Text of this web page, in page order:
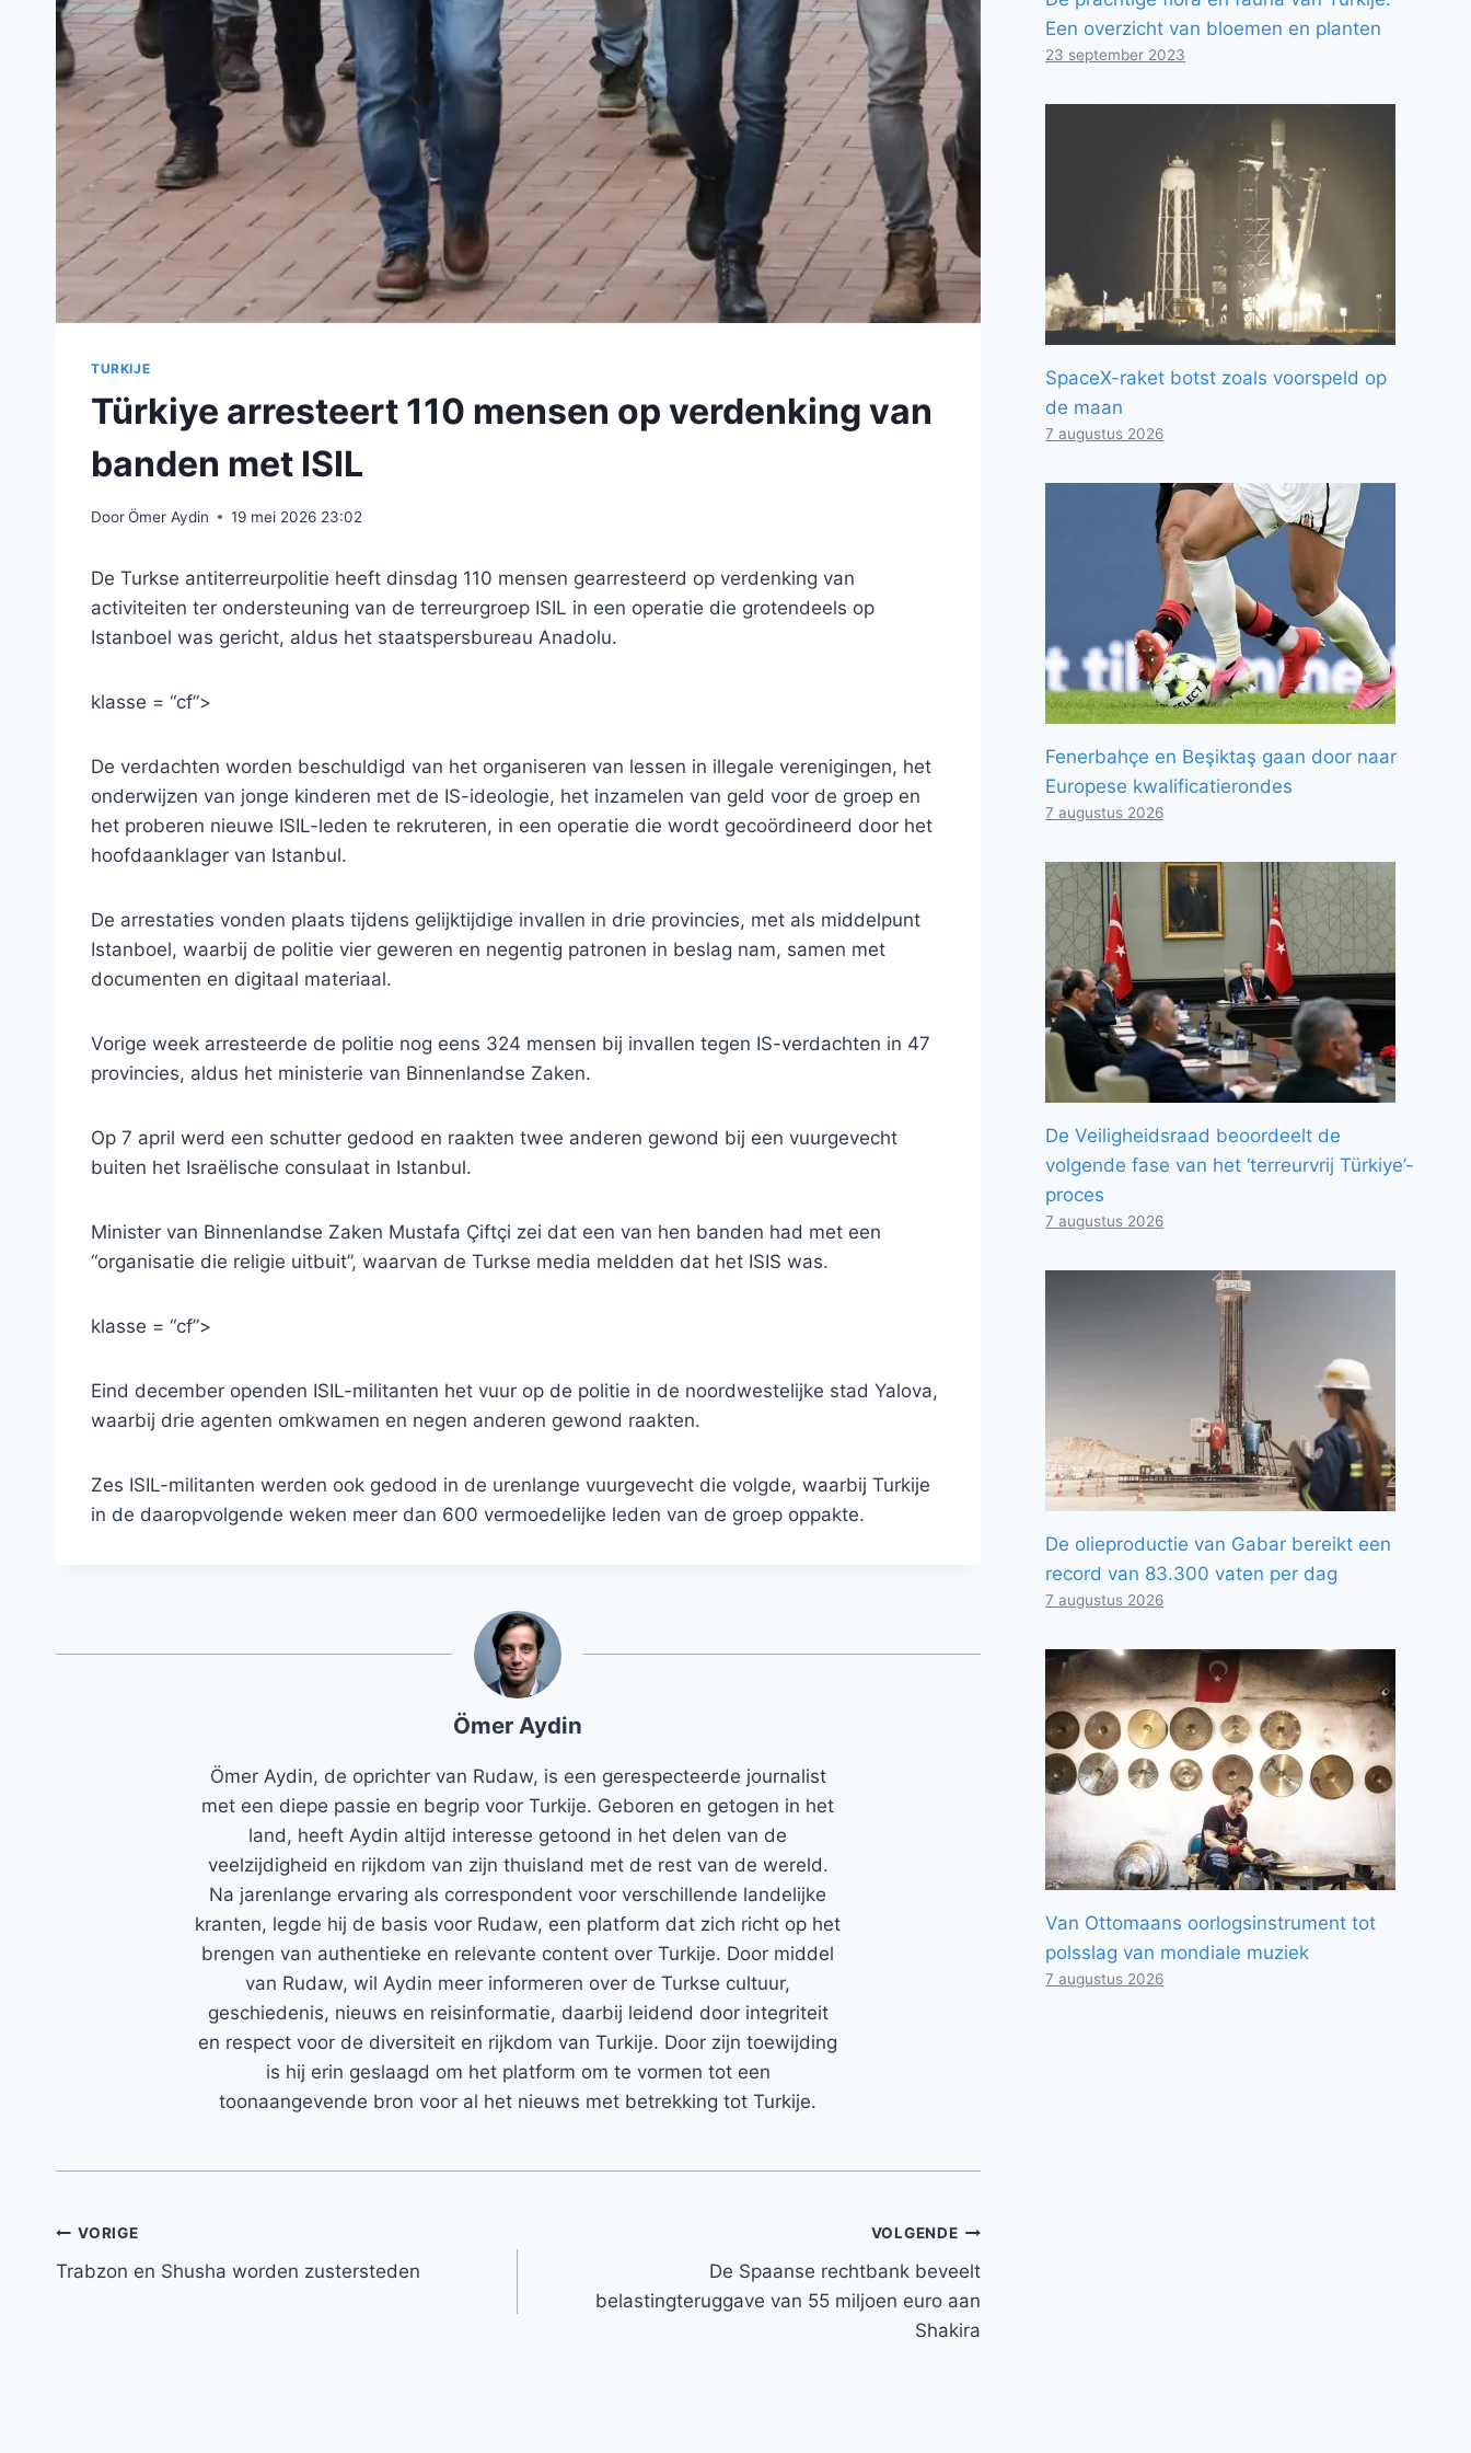
TURKIJE
Türkiye arresteert 110 mensen op verdenking van
banden met ISIL
DoorÖmer Aydin 19 mei 2026 23:02
De Turkse antiterreurpolitie heeft dinsdag 110 mensen gearresteerd op verdenking van
activiteiten ter ondersteuning van de terreurgroep ISIL in een operatie die grotendeels op
Istanboel was gericht, aldus het staatspersbureau Anadolu.
klasse = “cf”>
De verdachten worden beschuldigd van het organiseren van lessen in illegale verenigingen, het
onderwijzen van jonge kinderen met de IS-ideologie, het inzamelen van geld voor de groep en
het proberen nieuwe ISIL-leden te rekruteren, in een operatie die wordt gecoördineerd door het
hoofdaanklager van Istanbul.
De arrestaties vonden plaats tijdens gelijktijdige invallen in drie provincies, met als middelpunt
Istanboel, waarbij de politie vier geweren en negentig patronen in beslag nam, samen met
documenten en digitaal materiaal.
Vorige week arresteerde de politie nog eens 324 mensen bij invallen tegen IS-verdachten in 47
provincies, aldus het ministerie van Binnenlandse Zaken.
Op 7 april werd een schutter gedood en raakten twee anderen gewond bij een vuurgevecht
buiten het Israëlische consulaat in Istanbul.
Minister van Binnenlandse Zaken Mustafa Çiftçi zei dat een van hen banden had met een
“organisatie die religie uitbuit”, waarvan de Turkse media meldden dat het ISIS was.
klasse = “cf”>
Eind december openden ISIL-militanten het vuur op de politie in de noordwestelijke stad Yalova,
waarbij drie agenten omkwamen en negen anderen gewond raakten.
Zes ISIL-militanten werden ook gedood in de urenlange vuurgevecht die volgde, waarbij Turkije
in de daaropvolgende weken meer dan 600 vermoedelijke leden van de groep oppakte.
Ömer Aydin
Ömer Aydin, de oprichter van Rudaw, is een gerespecteerde journalist
met een diepe passie en begrip voor Turkije. Geboren en getogen in het
land, heeft Aydin altijd interesse getoond in het delen van de
veelzijdigheid en rijkdom van zijn thuisland met de rest van de wereld.
Na jarenlange ervaring als correspondent voor verschillende landelijke
kranten, legde hij de basis voor Rudaw, een platform dat zich richt op het
brengen van authentieke en relevante content over Turkije. Door middel
van Rudaw, wil Aydin meer informeren over de Turkse cultuur,
geschiedenis, nieuws en reisinformatie, daarbij leidend door integriteit
en respect voor de diversiteit en rijkdom van Turkije. Door zijn toewijding
is hij erin geslaagd om het platform om te vormen tot een
toonaangevende bron voor al het nieuws met betrekking tot Turkije.
Bericht
navigatie
VORIGE
Trabzon en Shusha worden zustersteden
VOLGENDE
De Spaanse rechtbank beveelt
belastingteruggave van 55 miljoen euro aan
Shakira
Een overzicht van bloemen en planten
23 september 2023
SpaceX-raket botst zoals voorspeld op
de maan
7 augustus 2026
Fenerbahçe en Beşiktaş gaan door naar
Europese kwalificatierondes
7 augustus 2026
De Veiligheidsraad beoordeelt de
volgende fase van het ‘terreurvrij Türkiye’-
proces
7 augustus 2026
De olieproductie van Gabar bereikt een
record van 83.300 vaten per dag
7 augustus 2026
Van Ottomaans oorlogsinstrument tot
polsslag van mondiale muziek
7 augustus 2026